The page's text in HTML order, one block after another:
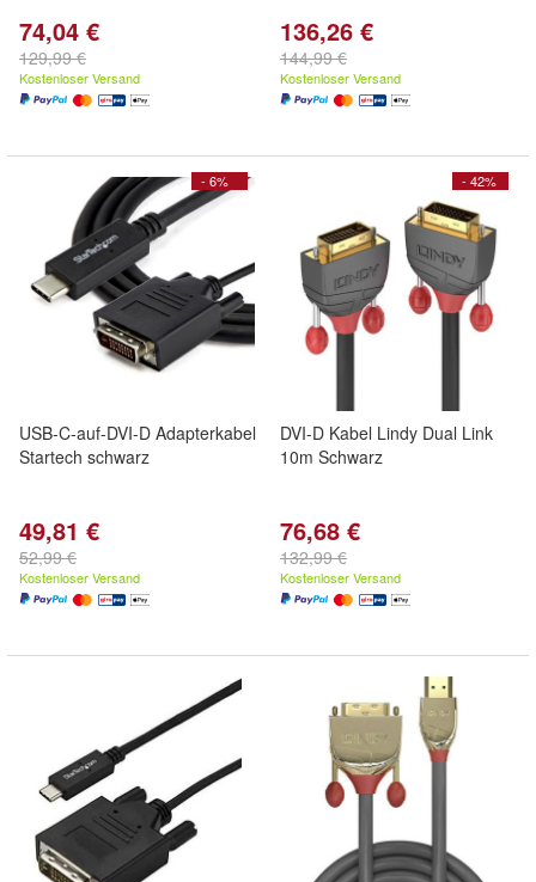
74,04 €
129,99 €
Kostenloser Versand
136,26 €
144,99 €
Kostenloser Versand
- 6%
USB-C-auf-DVI-D Adapterkabel
Startech schwarz
49,81 €
52,99 €
Kostenloser Versand
- 42%
DVI-D Kabel Lindy Dual Link
10m Schwarz
76,68 €
132,99 €
Kostenloser Versand